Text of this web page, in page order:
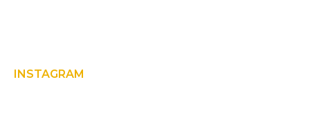
INSTAGRAM